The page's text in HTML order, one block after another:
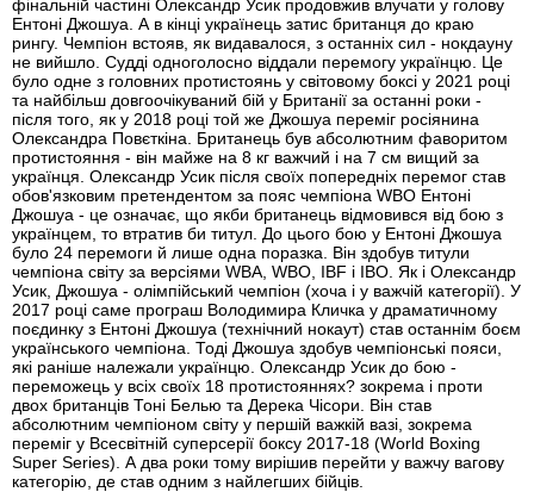
фінальній частині Олександр Усик продовжив влучати у голову
Ентоні Джошуа. А в кінці українець затис британця до краю
рингу. Чемпіон встояв, як видавалося, з останніх сил - нокдауну
не вийшло. Судді одноголосно віддали перемогу українцю. Це
було одне з головних протистоянь у світовому боксі у 2021 році
та найбільш довгоочікуваний бій у Британії за останні роки -
після того, як у 2018 році той же Джошуа переміг росіянина
Олександра Повєткіна. Британець був абсолютним фаворитом
протистояння - він майже на 8 кг важчий і на 7 см вищий за
українця. Олександр Усик після своїх попередніх перемог став
обов'язковим претендентом за пояс чемпіона WBO Ентоні
Джошуа - це означає, що якби британець відмовився від бою з
українцем, то втратив би титул. До цього бою у Ентоні Джошуа
було 24 перемоги й лише одна поразка. Він здобув титули
чемпіона світу за версіями WBA, WBO, IBF і IBO. Як і Олександр
Усик, Джошуа - олімпійський чемпіон (хоча і у важчій категорії). У
2017 році саме програш Володимира Кличка у драматичному
поєдинку з Ентоні Джошуа (технічний нокаут) став останнім боєм
українського чемпіона. Тоді Джошуа здобув чемпіонські пояси,
які раніше належали українцю. Олександр Усик до бою -
переможець у всіх своїх 18 протистояннях? зокрема і проти
двох британців Тоні Белью та Дерека Чісори. Він став
абсолютним чемпіоном світу у першій важкій вазі, зокрема
переміг у Всесвітній суперсерії боксу 2017-18 (World Boxing
Super Series). А два роки тому вирішив перейти у важчу вагову
категорію, де став одним з найлегших бійців.